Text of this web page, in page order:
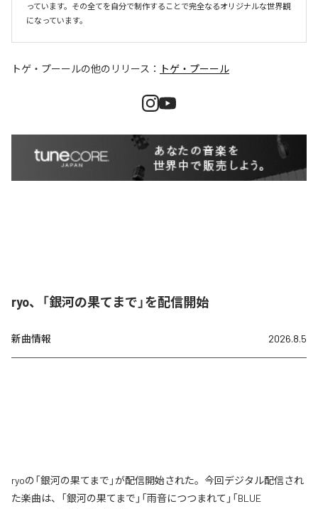
っています。その全てを自分で制作することで完全なるオリジナルな世界観
になっています。
トゲ・プーールの他のリリース： トゲ・プーール
ryo、「銀河の果てまで」を配信開始
新曲情報 2026.8.5
ryoの「銀河の果てまで」が配信開始された。今回デジタル配信され
た楽曲は、「銀河の果てまで」「雨音につつまれて」「BLUE